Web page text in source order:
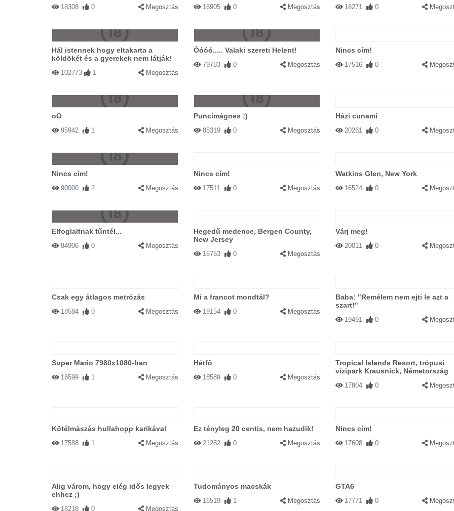
18308 0 Megosztás 16905 0 Megosztás 18271 0
Hál istennek hogy eltakarta a
köldökét és a gyerekek nem látják!
102773 1 Megosztás
Óóóó..... Valaki szereti Helent!
79783 0 Megosztás
Nincs cím!
17516 0
oO
95942 1 Megosztás
Puncimágnes ;)
88319 0 Megosztás
Házi cunami
20261 0
Nincs cím!
90000 2 Megosztás
Nincs cím!
17511 0 Megosztás
Watkins Glen, New York
16524 0
Elfoglaltnak tűntél...
84906 0 Megosztás
Hegedű medence, Bergen County,
New Jersey
16753 0 Megosztás
Várj meg!
20011 0
Csak egy átlagos metrózás
18584 0 Megosztás
Mi a francot mondtál?
19154 0 Megosztás
Baba: "Remélem nem ejti le azt a
szart!"
19491 0
Super Mario 7980x1080-ban
16599 1 Megosztás
Hétfő
18589 0 Megosztás
Tropical Islands Resort, trópusi
vízipark Krausnick, Németország
17804 0
Kötélmászás hullahopp karikával
17588 1 Megosztás
Ez tényleg 20 centis, nem hazudik!
21282 0 Megosztás
Nincs cím!
17608 0
Alig várom, hogy elég idős legyek
ehhez ;)
18218 0 Megosztás
Tudományos macskák
16519 1 Megosztás
GTA6
17771 0